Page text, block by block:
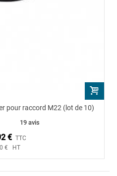
pour raccord M22 (lot de 10)
19 avis
€ TTC
€ HT